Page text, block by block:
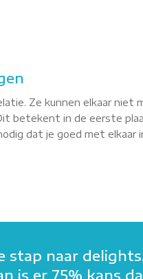
Ze kunnen elkaar niet
betekent in de eerste
dat je goed met elkaar
stap naar
is er 75% kans